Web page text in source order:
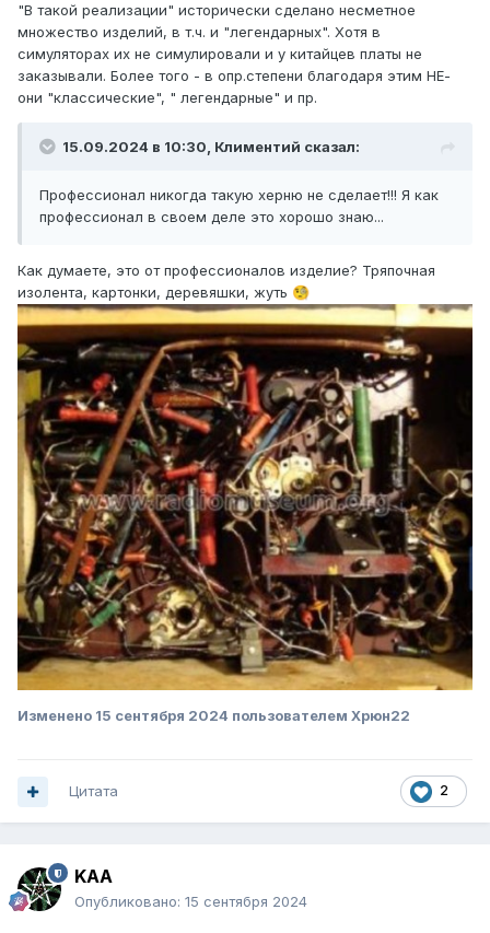
"В такой реализации" исторически сделано несметное
множество изделий, в т.ч. и "легендарных". Хотя в
симуляторах их не симулировали и у китайцев платы не
заказывали. Более того - в опр.степени благодаря этим НЕ-
они "классические", " легендарные" и пр.
15.09.2024 в 10:30, Климентий сказал:
Профессионал никогда такую херню не сделает!!! Я как
профессионал в своем деле это хорошо знаю...
Как думаете, это от профессионалов изделие? Тряпочная
изолента, картонки, деревяшки, жуть 🧐
Изменено 15 сентября 2024 пользователем Xpюн22
2
Цитата
KAA
Опубликовано: 15 сентября 2024